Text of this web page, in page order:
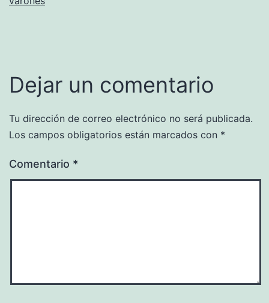
Dejar un comentario
Tu dirección de correo electrónico no será publicada.
Los campos obligatorios están marcados con *
Comentario *